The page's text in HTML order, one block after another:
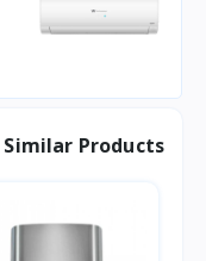
Similar Products